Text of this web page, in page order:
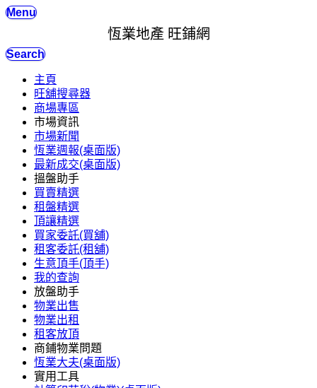
Menu
恆業地產 旺鋪網
Search
主頁
旺舖搜尋器
商場專區
市場資訊
市場新聞
恆業週報(桌面版)
最新成交(桌面版)
搵盤助手
買賣精選
租盤精選
頂讓精選
買家委託(買舖)
租客委託(租舖)
生意頂手(頂手)
我的查詢
放盤助手
物業出售
物業出租
租客放頂
商鋪物業問題
恆業大夫(桌面版)
實用工具